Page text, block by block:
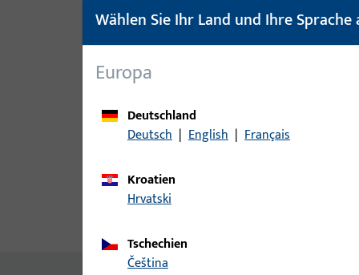
Wählen Sie Ihr Land und Ihre Sprache
Europa
Deutschland
Deutsch | English | Français
Kroatien
Hrvatski
Tschechien
čeština